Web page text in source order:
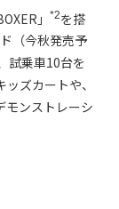
」 *2を搭
（今秋発売予
試乗車10台を
ズカートや、
モンストレーシ